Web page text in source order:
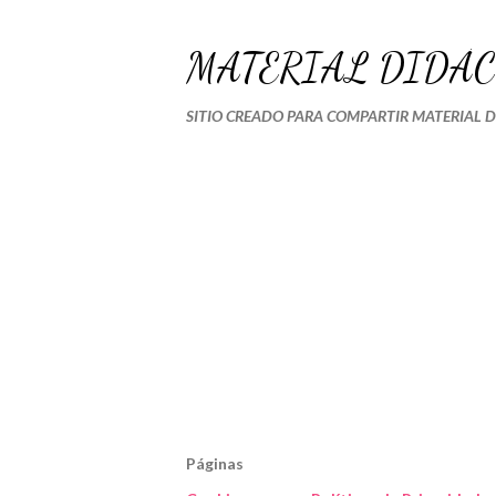
MATERIAL
SITIO CREADO PARA COMPARTIR MATERIAL
Páginas